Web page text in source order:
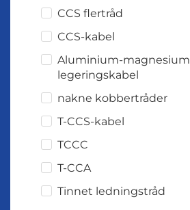
CCS flertråd
CCS-kabel
Aluminium-magnesium
legeringskabel
nakne kobbertråder
T-CCS-kabel
TCCC
T-CCA
Tinnet ledningstråd